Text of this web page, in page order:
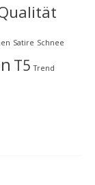
Satire Schnee
T5 Trend